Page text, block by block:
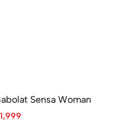
Sensa Woman
1,999